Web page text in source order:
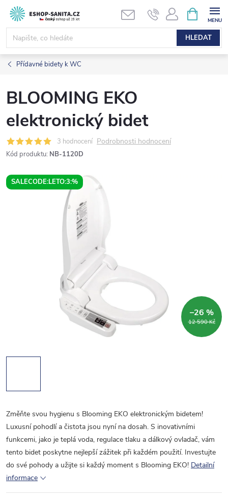
Přejít
obsah
HLEDAT
NÁKUPNÍ
KOŠÍK
Přídavné bidety k WC
BLOOMING EKO
elektronický bidet
3 hodnocení Podrobnosti hodnocení
Kód produktu: NB-1120D
SALECODE:LETO:3:%
12 590 Kč
–26 %
Změňte svou hygienu s Blooming EKO elektronickým bidetem!
Luxusní pohodlí a čistota jsou nyní na dosah. S inovativními
funkcemi, jako je teplá voda, regulace tlaku a dálkový ovladač, vám
tento bidet poskytne nejlepší zážitek při každém použití. Investujte
do své pohody a užijte si každý moment s Blooming EKO! Detailní
informace